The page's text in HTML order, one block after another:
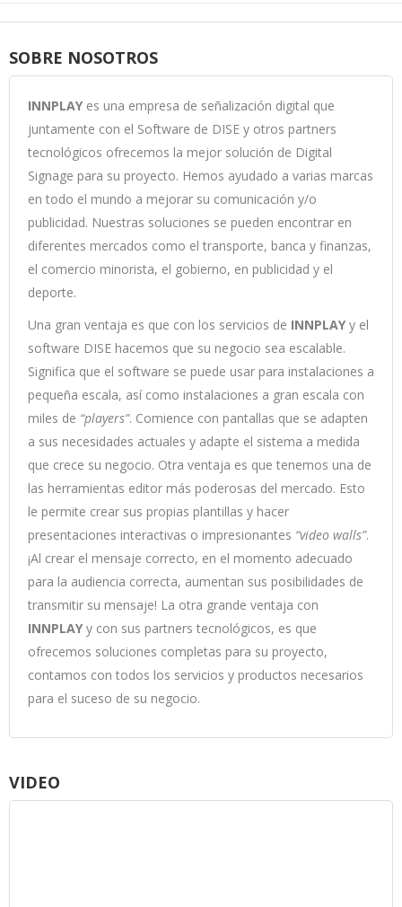
SOBRE NOSOTROS
INNPLAY es una empresa de señalización digital que
juntamente con el Software de DISE y otros partners
tecnológicos ofrecemos la mejor solución de Digital
Signage para su proyecto. Hemos ayudado a varias marcas
en todo el mundo a mejorar su comunicación y/o
publicidad. Nuestras soluciones se pueden encontrar en
diferentes mercados como el transporte, banca y finanzas,
el comercio minorista, el gobierno, en publicidad y el
deporte.
Una gran ventaja es que con los servicios de INNPLAY y el
software DISE hacemos que su negocio sea escalable.
Significa que el software se puede usar para instalaciones a
pequeña escala, así como instalaciones a gran escala con
miles de “players”. Comience con pantallas que se adapten
a sus necesidades actuales y adapte el sistema a medida
que crece su negocio. Otra ventaja es que tenemos una de
las herramientas editor más poderosas del mercado. Esto
le permite crear sus propias plantillas y hacer
presentaciones interactivas o impresionantes “video walls”.
¡Al crear el mensaje correcto, en el momento adecuado
para la audiencia correcta, aumentan sus posibilidades de
transmitir su mensaje! La otra grande ventaja con
INNPLAY y con sus partners tecnológicos, es que
ofrecemos soluciones completas para su proyecto,
contamos con todos los servicios y productos necesarios
para el suceso de su negocio.
VIDEO